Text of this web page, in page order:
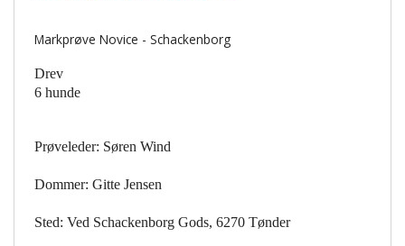
Markprøve Novice - Schackenborg
Drev
6 hunde
Prøveleder: Søren Wind
Dommer: Gitte Jensen
Sted: Ved Schackenborg Gods, 6270 Tønder